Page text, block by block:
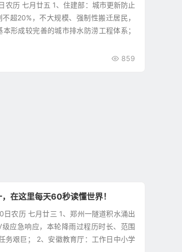
农历 七月廿五 1、住建部：城市更新防止
超20%，不大规模、强制性搬迁居民，
形成较完善的城市排水防涝工程体系；
859
在这里每天60秒读懂世界！
日农历 七月廿三 1、郑州一隧道积水涌出
应急响应，本轮降雨过程历时长、范围
务艰巨； 2、安徽教育厅：工作日中小学